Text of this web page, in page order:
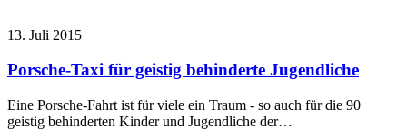
13. Juli 2015
Porsche-Taxi für geistig behinderte Jugendliche
Eine Porsche-Fahrt ist für viele ein Traum - so auch für die 90
geistig behinderten Kinder und Jugendliche der…